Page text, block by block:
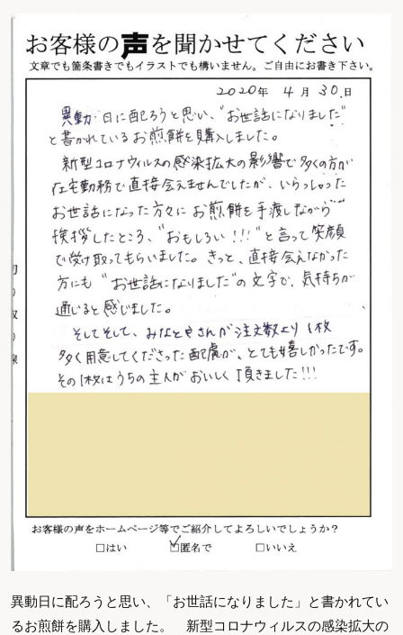
異動日に配ろうと思い、「お世話になりました」と書かれてい
るお煎餅を購入しました。 新型コロナウィルスの感染拡大の